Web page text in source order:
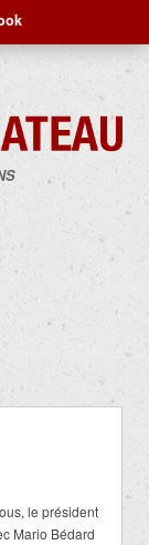
le président
Mario Bédard